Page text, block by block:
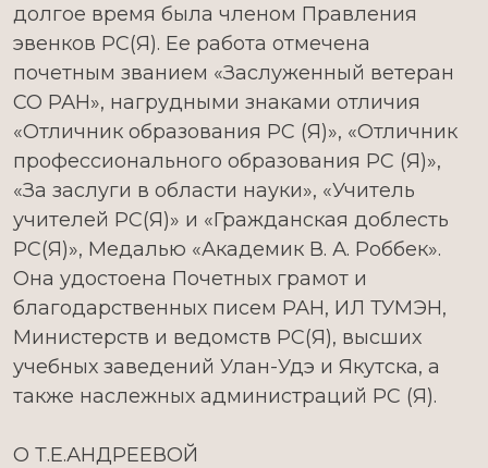
долгое время была членом Правления
эвенков РС(Я). Ее работа отмечена
почетным званием «Заслуженный ветеран
СО РАН», нагрудными знаками отличия
«Отличник образования РС (Я)», «Отличник
профессионального образования РС (Я)»,
«За заслуги в области науки», «Учитель
учителей РС(Я)» и «Гражданская доблесть
РС(Я)», Медалью «Академик В. А. Роббек».
Она удостоена Почетных грамот и
благодарственных писем РАН, ИЛ ТУМЭН,
Министерств и ведомств РС(Я), высших
учебных заведений Улан-Удэ и Якутска, а
также наслежных администраций РС (Я).
О Т.Е.АНДРЕЕВОЙ